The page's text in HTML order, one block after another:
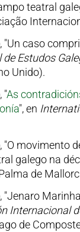
teatral
, "Un caso
Estudos
Unido).
, "As
", en
, "O movimento
galego na
de
, "Jenaro
Internacional
de